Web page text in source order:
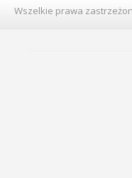
Wszelkie prawa